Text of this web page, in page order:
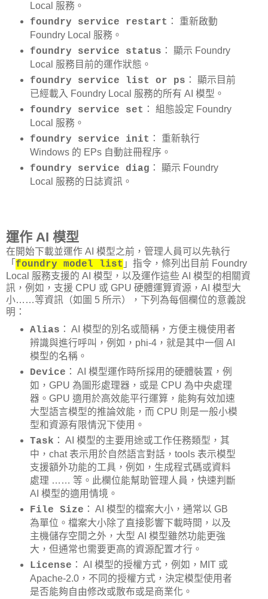
Local 服務。
foundry service restart ： 重新啟動
Foundry Local 服務。
foundry service status ： 顯示 Foundry
Local 服務目前的運作狀態。
foundry service list or ps ： 顯示目前
已經載入 Foundry Local 服務的所有 AI 模型。
foundry service set ： 組態設定 Foundry
Local 服務。
foundry service init ： 重新執行
Windows 的 EPs 自動註冊程序。
foundry service diag ： 顯示 Foundry
Local 服務的日誌資訊。
運作 AI 模型
在開始下載並運作 AI 模型之前，管理人員可以先執行
「 foundry model list 」指令，條列出目前 Foundry
Local 服務支援的 AI 模型，以及運作這些 AI 模型的相關資
訊，例如，支援 CPU 或 GPU 硬體運算資源，AI 模型大
小……等資訊（如圖 5 所示），下列為每個欄位的意義說
明：
Alias ： AI 模型的別名或簡稱，方便主機使用者
辨識與進行呼叫，例如，phi-4，就是其中一個 AI
模型的名稱。
Device ： AI 模型運作時所採用的硬體裝置，例
如，GPU 為圖形處理器，或是 CPU 為中央處理
器。GPU 適用於高效能平行運算，能夠有效加速
大型語言模型的推論效能，而 CPU 則是一般小模
型和資源有限情況下使用。
Task ： AI 模型的主要用途或工作任務類型，其
中，chat 表示用於自然語言對話，tools 表示模型
支援額外功能的工具，例如，生成程式碼或資料
處理 …… 等。此欄位能幫助管理人員，快速判斷
AI 模型的適用情境。
File Size ： AI 模型的檔案大小，通常以 GB
為單位。檔案大小除了直接影響下載時間，以及
主機儲存空間之外，大型 AI 模型雖然功能更強
大，但通常也需要更高的資源配置才行。
License ： AI 模型的授權方式，例如，MIT 或
Apache-2.0，不同的授權方式，決定模型使用者
是否能夠自由修改或散布或是商業化。